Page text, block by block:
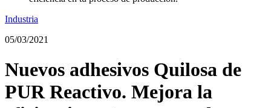
Industria
05/03/2021
Nuevos adhesivos Quilosa de
PUR Reactivo. Mejora la